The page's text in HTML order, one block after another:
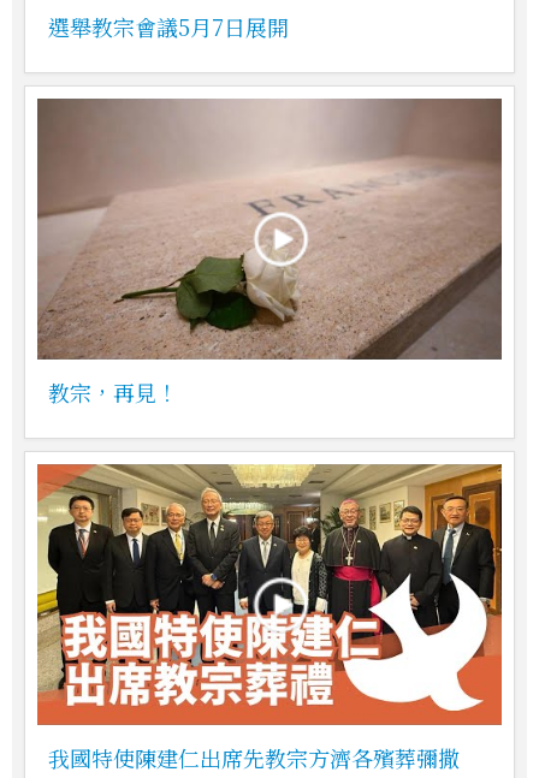
選舉教宗會議5月7日展開
教宗，再見！
我國特使陳建仁出席先教宗方濟各殯葬彌撒